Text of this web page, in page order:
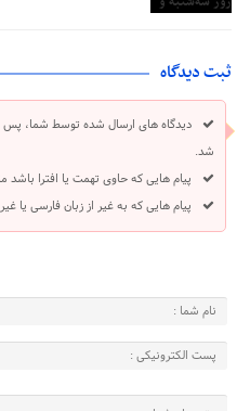
ثبت دیدگاه
دیدگاه های ارسال شده توسط شما، پس
شد.
پیام هایی که حاوی تهمت یا افترا
پیام هایی که به غیر از زبان فارسی یا